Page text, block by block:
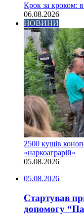
Крок за кроком:
06.08.2026
НОВИНИ
2500 кущів
«наркоаграрій»
05.08.2026
05.08.2026
Стартував
допомогу